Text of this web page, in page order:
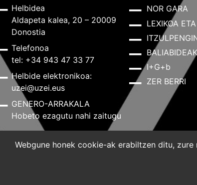
Helbidea
Aldapeta kalea, 20 – 20009
Donostia
Telefonoa
tel: +34 943 47 33 77
Helbide elektronikoa:
uzei@uzei.eus
GENERO-ARRAKALA
Hobeto ezagutu nahi zaitugu
NOR GARA
LEXIKOA
I+G+b
ZER BERRI
Lege-oharra
Webgune honek cookie-ak erabiltzen ditu,